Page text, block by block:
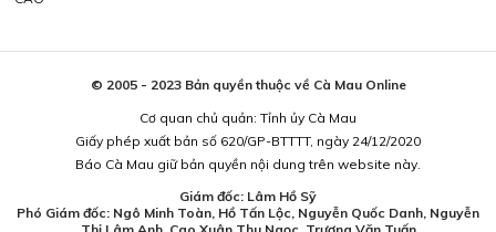
© 2005 - 2023 Bản quyền thuộc về Cà Mau Online
Cơ quan chủ quản: Tỉnh ủy Cà Mau
Giấy phép xuất bản số 620/GP-BTTTT, ngày 24/12/2020
Báo Cà Mau giữ bản quyền nội dung trên website này.
Giám đốc: Lâm Hồ Sỹ
Phó Giám đốc: Ngô Minh Toàn, Hồ Tấn Lộc, Nguyễn Quốc Danh, Nguyễn